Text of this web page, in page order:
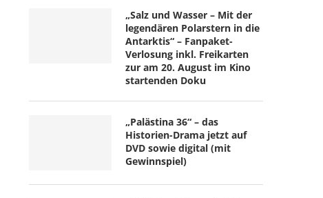
„Salz und Wasser – Mit der
legendären Polarstern in die
Antarktis“ – Fanpaket-
Verlosung inkl. Freikarten
zur am 20. August im Kino
startenden Doku
„Palästina 36“ – das
Historien-Drama jetzt auf
DVD sowie digital (mit
Gewinnspiel)